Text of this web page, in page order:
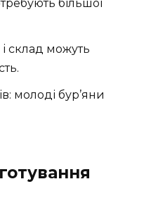
більшої
і склад можуть
молоді бур’яни